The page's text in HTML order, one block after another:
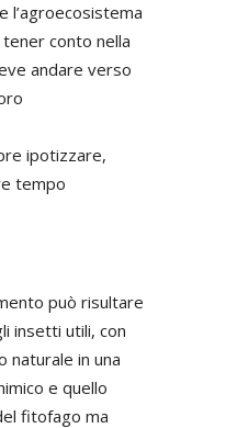
l’agroecosistema
conto nella
andare verso
ipotizzare,
tempo
può risultare
insetti utili, con
naturale in una
e quello
fitofago ma